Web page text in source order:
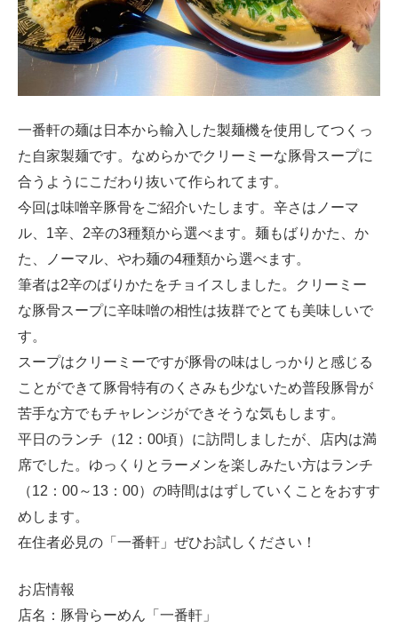
一番軒の麺は日本から輸入した製麺機を使用してつくっ
た自家製麺です。なめらかでクリーミーな豚骨スープに
合うようにこだわり抜いて作られてます。
今回は味噌辛豚骨をご紹介いたします。辛さはノーマ
ル、1辛、2辛の3種類から選べます。麺もばりかた、か
た、ノーマル、やわ麺の4種類から選べます。
筆者は2辛のばりかたをチョイスしました。クリーミー
な豚骨スープに辛味噌の相性は抜群でとても美味しいで
す。
スープはクリーミーですが豚骨の味はしっかりと感じる
ことができて豚骨特有のくさみも少ないため普段豚骨が
苦手な方でもチャレンジができそうな気もします。
平日のランチ（12：00頃）に訪問しましたが、店内は満
席でした。ゆっくりとラーメンを楽しみたい方はランチ
（12：00～13：00）の時間ははずしていくことをおすす
めします。
在住者必見の「一番軒」ぜひお試しください！
お店情報
店名：豚骨らーめん「一番軒」